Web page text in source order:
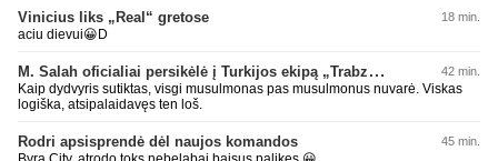
Vinicius liks „Real“ gretose 18 min.
aciu dievui😀D
M. Salah oficialiai persikėlė į Turkijos ekipą „Trabzonspor“ 42 min.
Kaip dydvyris sutiktas, visgi musulmonas pas musulmonus nuvarė. Viskas
logiška, atsipalaidavęs ten loš.
Rodri apsisprendė dėl naujos komandos 45 min.